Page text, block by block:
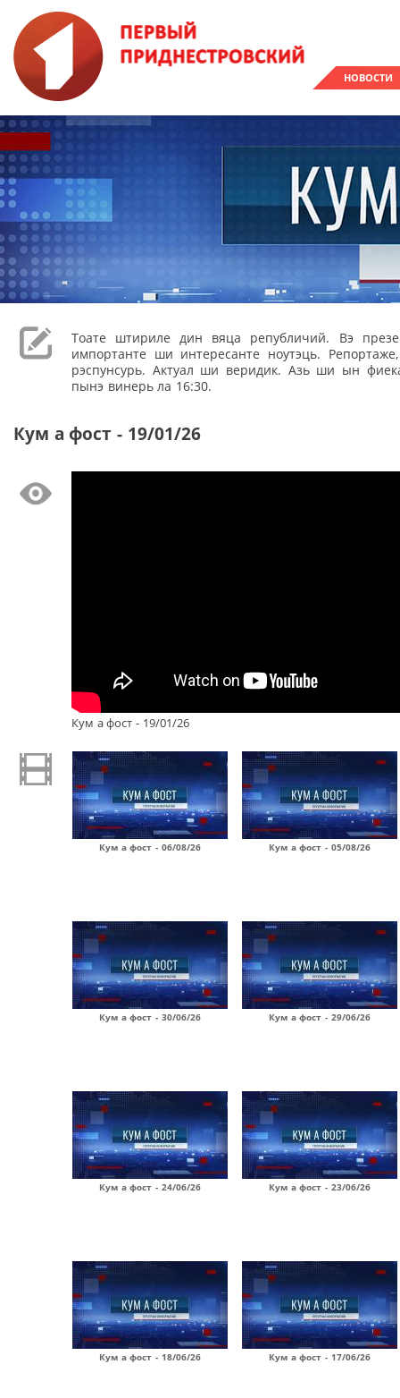
НОВОСТИ
Тоате штириле дин вяца републичий. Вэ
импортанте ши интересанте ноутэць.
рэспунсурь. Актуал ши веридик. Азь ши ын
пынэ винерь ла 16:30.
Кум а фост - 19/01/26
Кум а фост - 19/01/26
Кум а фост - 06/08/26 Кум а фост - 05/08/26
Кум а фост - 30/06/26 Кум а фост - 29/06/26
Кум а фост - 24/06/26 Кум а фост - 23/06/26
Кум а фост - 18/06/26 Кум а фост - 17/06/26